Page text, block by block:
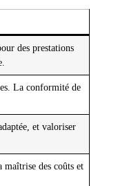
des prestations
La conformité de
et valoriser
maîtrise des coûts et